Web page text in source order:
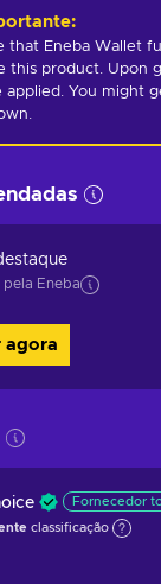
:
that Eneba Wallet
this product. Upon
applied. You might
Eneba
agora
Fornecedor
classificação